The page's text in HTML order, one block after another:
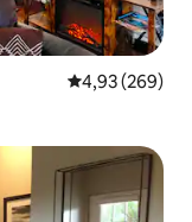
4,93 (269)